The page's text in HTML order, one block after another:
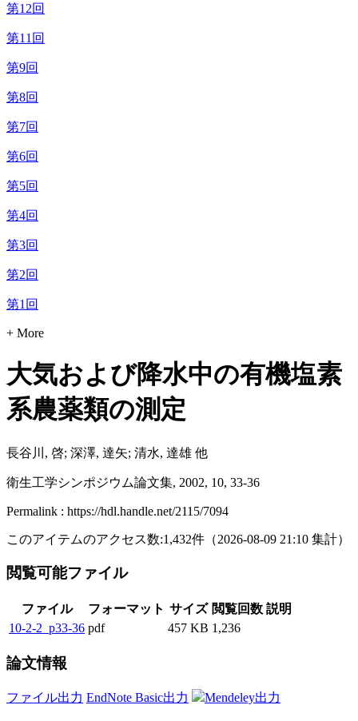
第12回
第11回
第9回
第8回
第7回
第6回
第5回
第4回
第3回
第2回
第1回
+ More
大気および降水中の有機塩素
系農薬類の測定
長谷川, 啓; 深澤, 達矢; 清水, 達雄 他
衛生工学シンポジウム論文集, 2002, 10, 33-36
Permalink : https://hdl.handle.net/2115/7094
このアイテムのアクセス数:1,432件 （2026-08-09 21:10 集計）
閲覧可能ファイル
ファイル フォーマット サイズ 閲覧回数 説明
10-2-2_p33-36 pdf 457 KB 1,236
論文情報
ファイル出力 EndNote Basic出力 Mendeley出力